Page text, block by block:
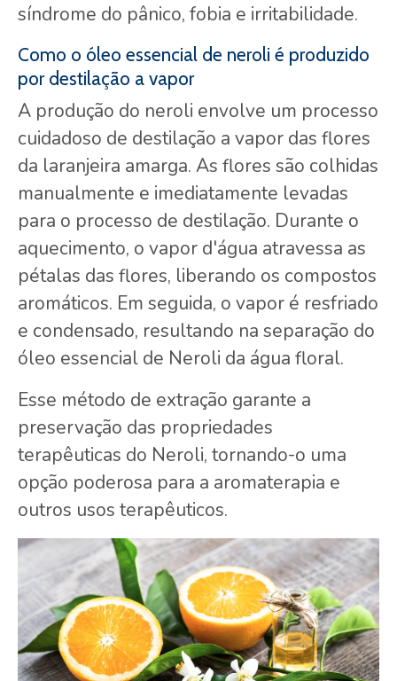
síndrome do pânico, fobia e irritabilidade.
Como o óleo essencial de neroli é produzido
por destilação a vapor
A produção do neroli envolve um processo
cuidadoso de destilação a vapor das flores
da laranjeira amarga. As flores são colhidas
manualmente e imediatamente levadas
para o processo de destilação. Durante o
aquecimento, o vapor d'água atravessa as
pétalas das flores, liberando os compostos
aromáticos. Em seguida, o vapor é resfriado
e condensado, resultando na separação do
óleo essencial de Neroli da água floral.
Esse método de extração garante a
preservação das propriedades
terapêuticas do Neroli, tornando-o uma
opção poderosa para a aromaterapia e
outros usos terapêuticos.